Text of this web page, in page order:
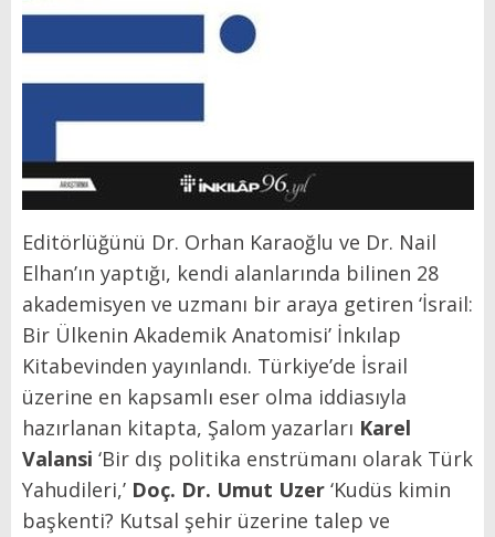
Editörlüğünü Dr. Orhan Karaoğlu ve Dr. Nail
Elhan’ın yaptığı, kendi alanlarında bilinen 28
akademisyen ve uzmanı bir araya getiren ‘İsrail:
Bir Ülkenin Akademik Anatomisi’ İnkılap
Kitabevinden yayınlandı. Türkiye’de İsrail
üzerine en kapsamlı eser olma iddiasıyla
hazırlanan kitapta, Şalom yazarları Karel
Valansi ‘Bir dış politika enstrümanı olarak Türk
Yahudileri,’ Doç. Dr. Umut Uzer ‘Kudüs kimin
başkenti? Kutsal şehir üzerine talep ve